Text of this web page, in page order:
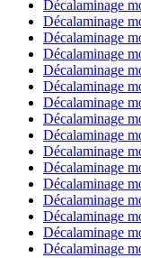
Décalaminage
Décalaminage
Décalaminage
Décalaminage
Décalaminage
Décalaminage
Décalaminage
Décalaminage
Décalaminage
Décalaminage
Décalaminage
Décalaminage
Décalaminage
Décalaminage
Décalaminage
Décalaminage